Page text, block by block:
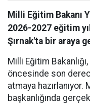
Milli Eğitim Bakanı
2026-2027 eğitim
Şırnak'ta bir araya
Milli Eğitim
öncesinde son
atmaya
başkanlığında